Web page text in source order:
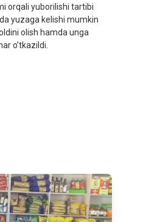
orqali yuborilishi tartibi
yuzaga kelishi mumkin
olish hamda unga
o’tkazildi.